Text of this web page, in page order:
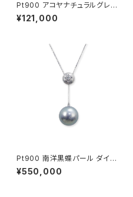
Pt900 アコヤナチュラルグレー
パール ペンダントトップ
¥121,000
Pt900 南洋黒蝶パール ダイヤ
モンド ペンダントヘッド
¥550,000